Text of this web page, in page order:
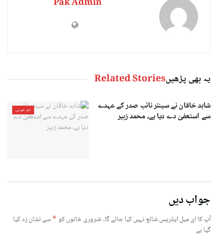
Pak Admin
یہ بھی پڑھیںRelated Stories
اہم خبریں
شاہد خاقان نے سینئر نائب صدر کے عہدے
سے استعفیٰ دے دیا ہے، محمد زبیر
جواب دیں
آپ کا ای میل ایڈریس شائع نہیں کیا جائے گا۔ضروری خانوں کو * سے نشان زد کیا
گیا ہے